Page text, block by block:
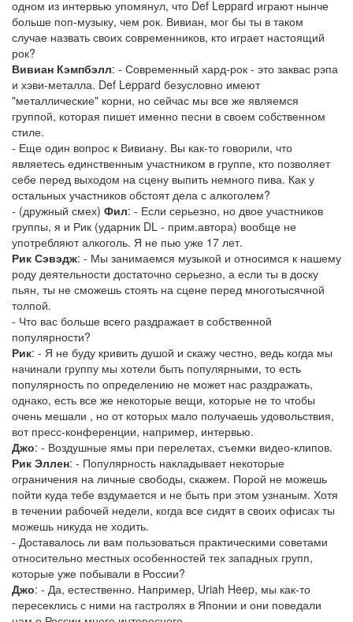
одном из интервью упомянул, что Def Leppard играют нынче
больше поп-музыку, чем рок. Вивиан, мог бы ты в таком
случае назвать своих современников, кто играет настоящий
рок?
Вивиан Кэмпбэлл: - Современный хард-рок - это заквас рэпа
и хэви-металла. Def Leppard безусловно имеют
"металлические" корни, но сейчас мы все же являемся
группой, которая пишет именно песни в своем собственном
стиле.
- Еще один вопрос к Вивиану. Вы как-то говорили, что
являетесь единственным участником в группе, кто позволяет
себе перед выходом на сцену выпить немного пива. Как у
остальных участников обстоят дела с алкоголем?
- (дружный смех) Фил: - Если серьезно, но двое участников
группы, я и Рик (ударник DL - прим.автора) вообще не
употребляют алкоголь. Я не пью уже 17 лет.
Рик Сэвэдж: - Мы занимаемся музыкой и относимся к нашему
роду деятельности достаточно серьезно, а если ты в доску
пьян, ты не сможешь стоять на сцене перед многотысячной
толпой.
- Что вас больше всего раздражает в собственной
популярности?
Рик: - Я не буду кривить душой и скажу честно, ведь когда мы
начинали группу мы хотели быть популярными, то есть
популярность по определению не может нас раздражать,
однако, есть все же некоторые вещи, которые не то чтобы
очень мешали , но от которых мало получаешь удовольствия,
вот пресс-конференции, например, интервью.
Джо: - Воздушные ямы при перелетах, съемки видео-клипов.
Рик Эллен: - Популярность накладывает некоторые
ограничения на личные свободы, скажем. Порой не можешь
пойти куда тебе вздумается и не быть при этом узнаным. Хотя
в течении рабочей недели, когда все сидят в своих офисах ты
можешь никуда не ходить.
- Доставалось ли вам пользоваться практическими советами
относительно местных особенностей тех западных групп,
которые уже побывали в России?
Джо: - Да, естественно. Например, Uriah Heep, мы как-то
пересеклись с ними на гастролях в Японии и они поведали